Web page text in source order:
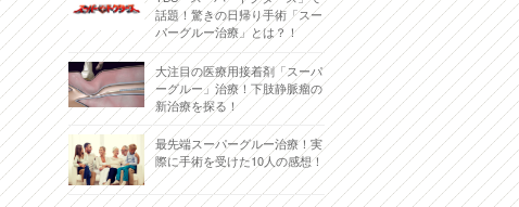
話題！驚きの日帰り手術「スー
パーグルー治療」とは？！
大注目の医療用接着剤「スーパ
ーグルー」治療！下肢静脈瘤の
新治療を探る！
最先端スーパーグルー治療！実
際に手術を受けた10人の感想！